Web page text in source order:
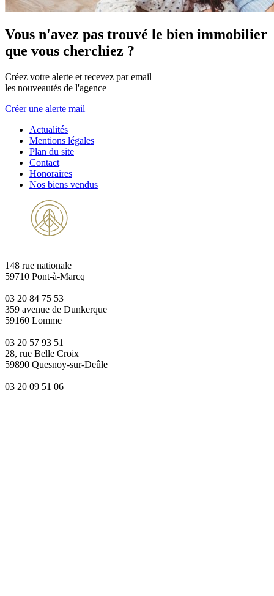
Vous n'avez pas trouvé le bien immobilier
que vous cherchiez ?
Créez votre alerte et recevez par email
les nouveautés de l'agence
Créer une alerte mail
Actualités
Mentions légales
Plan du site
Contact
Honoraires
Nos biens vendus
148 rue nationale
59710 Pont-à-Marcq
03 20 84 75 53
359 avenue de Dunkerque
59160 Lomme
03 20 57 93 51
28, rue Belle Croix
59890 Quesnoy-sur-Deûle
03 20 09 51 06